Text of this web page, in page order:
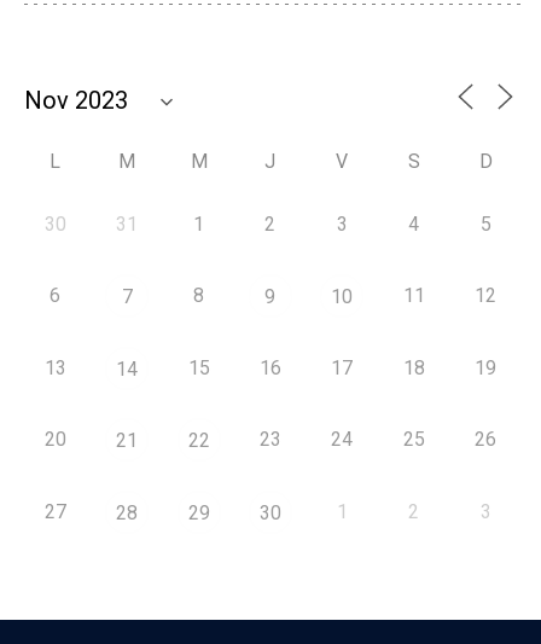
L M M J V S D
30 31 1 2 3 4 5
6 7 8 9 10 11 12
13 14 15 16 17 18 19
20 21 22 23 24 25 26
27 28 29 30 1 2 3